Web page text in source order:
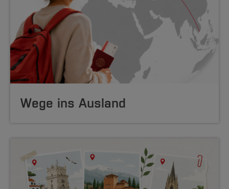
Wege ins Ausland